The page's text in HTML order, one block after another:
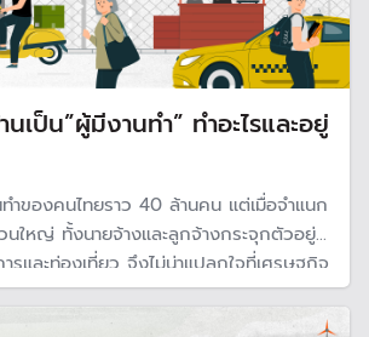
เป็น”ผู้มีงานทำ” ทำอะไรและอยู่
ำของคนไทยราว 40 ล้านคน แต่เมื่อจำแนก
ใหญ่ ทั้งนายจ้างและลูกจ้างกระจุกตัวอยู่
รและท่องเที่ยว จึงไม่น่าแปลกใจที่เศรษฐกิจ
หวอย่างมากจากสถานการณ์ภายนอกและ
ลกระทบต่อความเชื่อมั่น